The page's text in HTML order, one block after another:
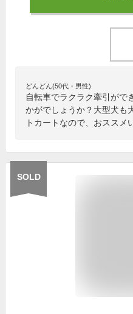
どんどん(50代・男性)
自転車でラクラク牽引がで
かがでしょうか？大型犬も
トカートなので、おススメ
SOLD